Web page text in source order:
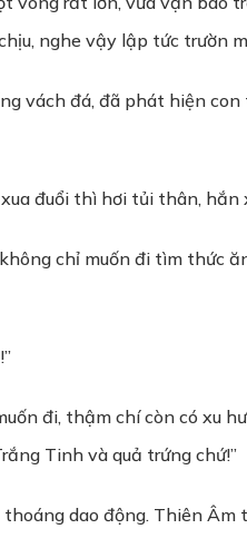
nghe vậy lập tức trườn
vách đá, đã phát hiện
đuổi thì hơi tủi thân,
chỉ muốn đi tìm thức
đi, thậm chí còn có xu
Tinh và quả trứng chứ!”
dao động. Thiên Âm